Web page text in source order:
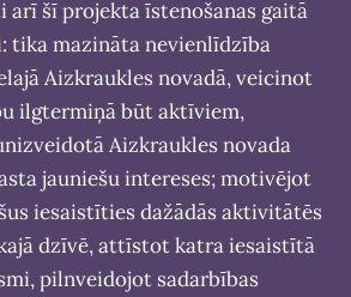
arī šī projekta īstenošanas gaitā
tika mazināta nevienlīdzība
Aizkraukles novadā, veicinot
ilgtermiņā būt aktīviem,
Aizkraukles novada
jauniešu intereses; motivējot
iesaistīties dažādās aktivitātēs
dzīvē, attīstot katra iesaistītā
pilnveidojot sadarbības